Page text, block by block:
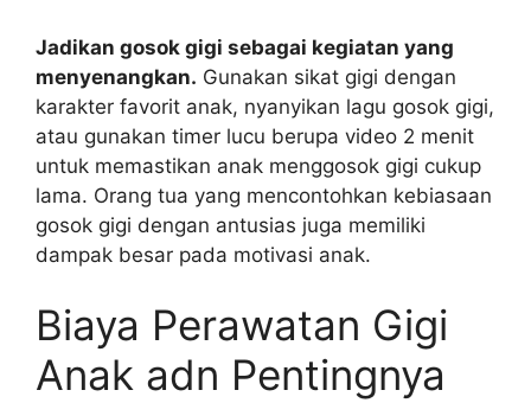
Jadikan gosok gigi sebagai kegiatan yang
menyenangkan. Gunakan sikat gigi dengan
karakter favorit anak, nyanyikan lagu gosok gigi,
atau gunakan timer lucu berupa video 2 menit
untuk memastikan anak menggosok gigi cukup
lama. Orang tua yang mencontohkan kebiasaan
gosok gigi dengan antusias juga memiliki
dampak besar pada motivasi anak.
Biaya Perawatan Gigi
Anak adn Pentingnya